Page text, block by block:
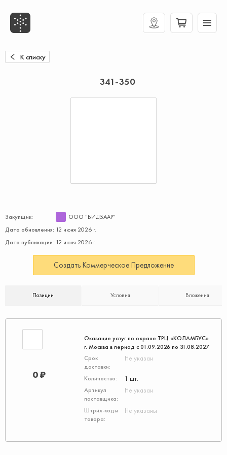
К списку
341-350
Закупщик:
ООО "БИДЗААР"
Дата обновления: 12 июня 2026 г.
Дата публикации: 12 июня 2026 г.
Создать Коммерческое Предложение
Позиции Условия Вложения
Оказание услуг по охране ТРЦ «КОЛАМБУС»
г. Москва в период с 01.09.2026 по 31.08.2027
Не указан
1 шт.
Не указан
Не указаны
0 ₽